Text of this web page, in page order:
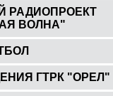
РАДИОПРОЕКТ
ВОЛНА"
ГТРК "ОРЕЛ"